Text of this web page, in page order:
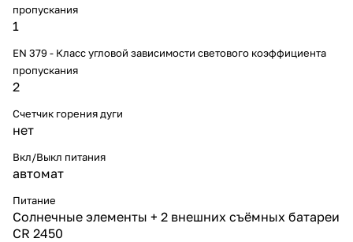
пропускания
1
EN 379 - Класс угловой зависимости светового коэффициента
пропускания
2
Счетчик горения дуги
нет
Вкл/Выкл питания
автомат
Питание
Солнечные элементы + 2 внешних съёмных батареи
CR 2450